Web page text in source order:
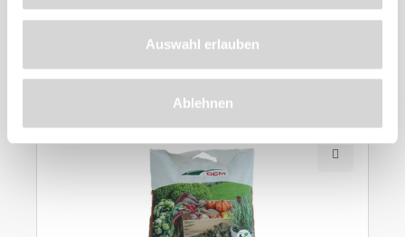
Auswahl erlauben
Ablehnen
Zu diesem
empfehlen wir